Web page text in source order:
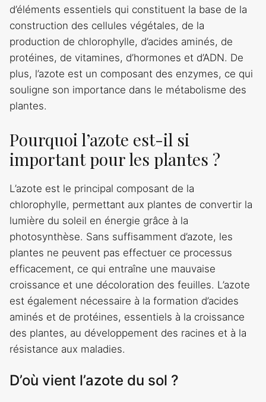
d’éléments essentiels qui constituent la base de la
construction des cellules végétales, de la
production de chlorophylle, d’acides aminés, de
protéines, de vitamines, d’hormones et d’ADN. De
plus, l’azote est un composant des enzymes, ce qui
souligne son importance dans le métabolisme des
plantes.
Pourquoi l’azote est-il si
important pour les plantes ?
L’azote est le principal composant de la
chlorophylle, permettant aux plantes de convertir la
lumière du soleil en énergie grâce à la
photosynthèse. Sans suffisamment d’azote, les
plantes ne peuvent pas effectuer ce processus
efficacement, ce qui entraîne une mauvaise
croissance et une décoloration des feuilles. L’azote
est également nécessaire à la formation d’acides
aminés et de protéines, essentiels à la croissance
des plantes, au développement des racines et à la
résistance aux maladies.
D’où vient l’azote du sol ?